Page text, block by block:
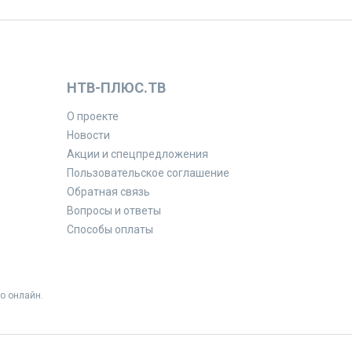
НТВ-ПЛЮС.ТВ
О проекте
Новости
Акции и спецпредложения
Пользовательское соглашение
Обратная связь
Вопросы и ответы
Способы оплаты
онлайн.